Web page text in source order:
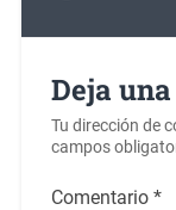
Deja
Tu dirección de
campos
Comentario *